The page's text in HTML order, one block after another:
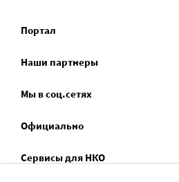
Портал
Наши партнеры
Мы в соц.сетях
Официально
Сервисы для НКО